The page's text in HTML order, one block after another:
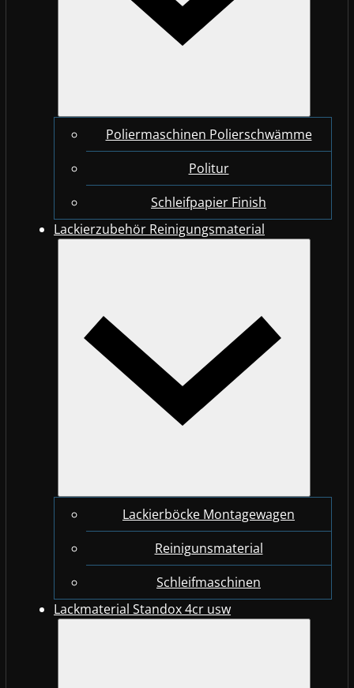
Poliermaschinen Polierschwämme
Politur
Schleifpapier Finish
Lackierzubehör Reinigungsmaterial
Lackierböcke Montagewagen
Reinigunsmaterial
Schleifmaschinen
Lackmaterial Standox 4cr usw